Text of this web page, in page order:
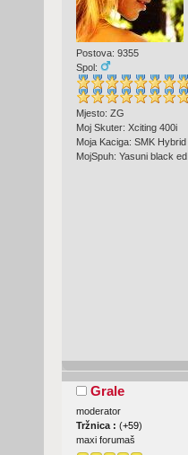
Postova: 9355
Spol:
Mjesto: ZG
Moj Skuter: Xciting 400i
Moja Kaciga: SMK Hybrid
MojSpuh: Yasuni black ed.
Grale
moderator
Tržnica : (+59)
maxi forumaš